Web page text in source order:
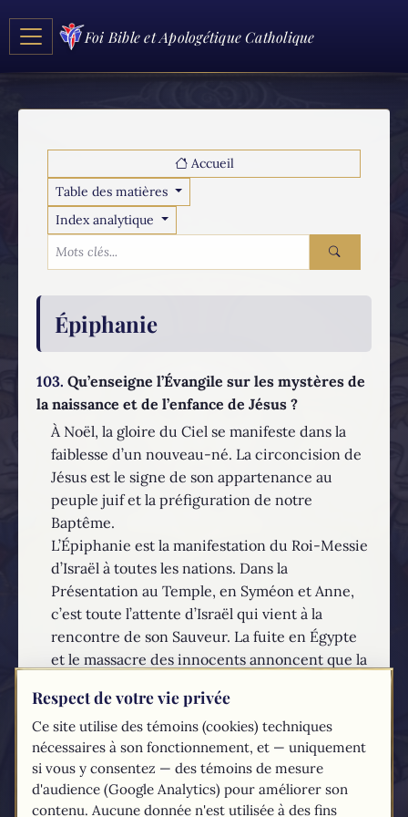
Foi Bible et Apologétique Catholique
Accueil
Table des matières
Index analytique
Épiphanie
103. Qu’enseigne l’Évangile sur les mystères de
la naissance et de l’enfance de Jésus ?
À Noël, la gloire du Ciel se manifeste dans la
faiblesse d’un nouveau-né. La circoncision de
Jésus est le signe de son appartenance au
peuple juif et la préfiguration de notre
Baptême.
L’Épiphanie est la manifestation du Roi-Messie
d’Israël à toutes les nations. Dans la
Présentation au Temple, en Syméon et Anne,
c’est toute l’attente d’Israël qui vient à la
rencontre de son Sauveur. La fuite en Égypte
et le massacre des innocents annoncent que la
persécution. Son retour d’Égypte rappelle
l’exode et présente Jésus comme le nouveau
Moïse : il est le libérateur véritable et définitif.
EN SAVOIR PLUS...
Respect de votre vie privée
Ce site utilise des témoins (cookies) techniques
nécessaires à son fonctionnement, et — uniquement
si vous y consentez — des témoins de mesure
d'audience (Google Analytics) pour améliorer son
contenu. Aucune donnée n'est utilisée à des fins